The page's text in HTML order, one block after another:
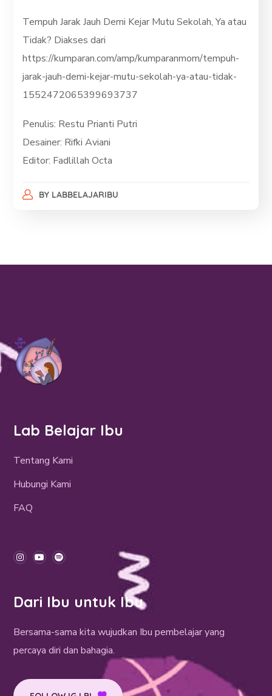
Tempuh Jarak Jauh Demi Kejar Mutu Sekolah, Ya atau
Tidak? Diakses dari
https://kumparan.com/amp/kumparanmom/tempuh-
jarak-jauh-demi-kejar-mutu-sekolah-ya-atau-tidak-
1552472065399693737
Penulis: Restu Prianti Putri
Desainer: Rifki Aviani
Editor: Fadlillah Octa
BY LABBELAJARIBU
Lab Belajar Ibu
Tentang Kami
Hubungi Kami
FAQ
Dari Ibu untuk Ibu
Bersama-sama kita wujudkan Ibu pembelajar yang
percaya diri dan bahagia.